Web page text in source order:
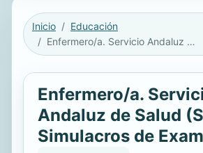
Inicio
Educación
Enfermero/a. Servicio Andaluz de Salud (SAS). Simulacros de Examen
Enfermero/a.
Andaluz de Salud
Simulacros de